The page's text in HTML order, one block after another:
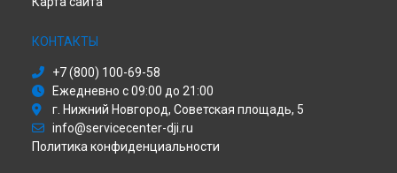
Замена дисплея (экрана) экшн-камеры DJI в
Замена дисплея (экрана) экшн-камеры DJI в
Замена дисплея (экрана) экшн-камеры DJI в
Замена дисплея (экрана) экшн-камеры DJI в Санкт-
Петербурге
КОНТАКТЫ
+7 (800) 100-69-58
Ежедневно с 09:00 до 21:00
г. Нижний Новгород, Советская площадь, 5
info@servicecenter-dji.ru
Политика конфиденциальности